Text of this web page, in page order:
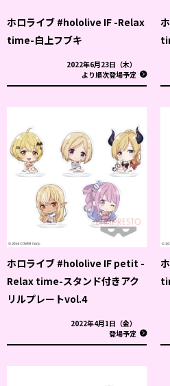
ホロライブ #hololive IF -Relax
time-白上フブキ
2022年6月23日（木）
より順次登場予定
ホロライブ #hololive IF petit -
Relax time-スタンド付きアク
リルプレートvol.4
2022年4月1日（金）
登場予定